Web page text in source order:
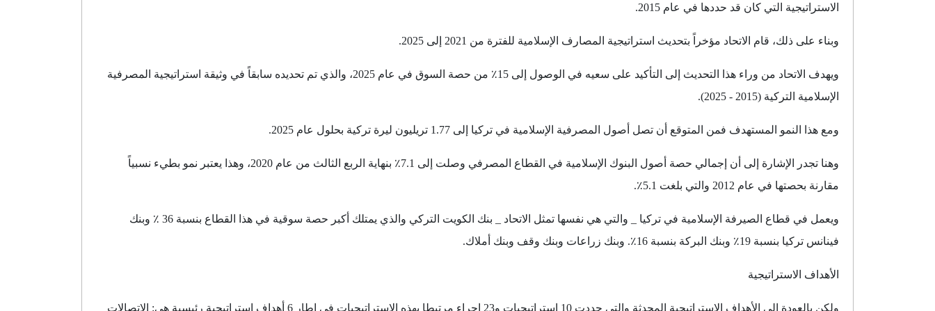
الاستراتيجية التي كان قد حددها في عام 2015.
وبناء على ذلك، قام الاتحاد مؤخراً بتحديث استراتيجية المصارف الإسلامية للفترة من 2021 إلى 2025.
ويهدف الاتحاد من وراء هذا التحديث إلى التأكيد على سعيه في الوصول إلى 15٪ من حصة السوق في عام 2025، والذي تم تحديده سابقاً في وثيقة استراتيجية المصرفية
الإسلامية التركية (2015 - 2025).
ومع هذا النمو المستهدف فمن المتوقع أن تصل أصول المصرفية الإسلامية في تركيا إلى 1.77 تريليون ليرة تركية بحلول عام 2025.
وهنا تجدر الإشارة إلى أن إجمالي حصة أصول البنوك الإسلامية في القطاع المصرفي وصلت إلى 7.1٪ بنهاية الربع الثالث من عام 2020، وهذا يعتبر نمو بطيء نسبياً
مقارنة بحصتها في عام 2012 والتي بلغت 5.1٪.
ويعمل في قطاع الصيرفة الإسلامية في تركيا _ والتي هي نفسها تمثل الاتحاد _ بنك الكويت التركي والذي يمتلك أكبر حصة سوقية في هذا القطاع بنسبة 36 ٪ وبنك
فينانس تركيا بنسبة 19٪ وبنك البركة بنسبة 16٪. وبنك زراعات وبنك وقف وبنك أملاك.
الأهداف الاستراتيجية
ولكن بالعودة إلى الأهداف الاستراتيجية المحدثة والتي حددت 10 استراتيجيات و23 إجراء مرتبطا بهذه الاستراتيجيات في إطار 6 أهداف استراتيجية رئيسية هي: الاتصالات